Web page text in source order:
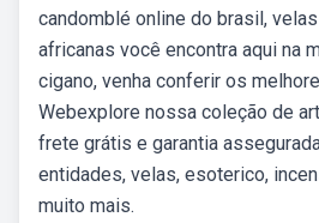
candomblé online do brasil,
africanas você encontra aqui na
cigano, venha conferir os
Webexplore nossa coleção de
frete grátis e garantia
entidades, velas, esoterico,
muito mais.